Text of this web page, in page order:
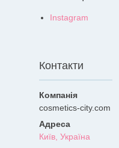
Instagram
Контакти
cosmetics-city.com
Київ, Україна